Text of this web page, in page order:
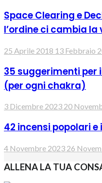
Space Clearing e
l’ordine ci cambia la
25 Aprile 2018 13 Febbraio
35 suggerimenti per
(per ogni chakra)
3 Dicembre 2023 20
42 incensi popolari
4 Novembre 2023 26
ALLENA LA TUA